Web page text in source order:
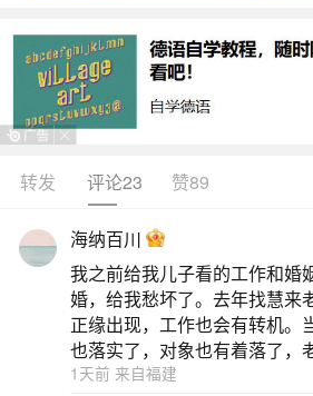
生活中像太岁锦囊处理时间
题，但是小问题不注意可能会引
这个问题给大家做一些解读：
1、化太岁锦囊处理的时间,怎
4.在搬家时，如果您打算继
转发 评论23 赞89
海纳百川
我之前给我儿子看的工作和婚
婚，给我愁坏了。去年找慧来
正缘出现，工作也会有转机。
也落实了，对象也有着落了，
1天前 来自福建